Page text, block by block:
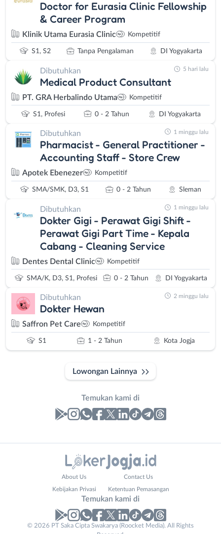
Doctor for Eurasia Clinic Fellowship
& Career Program
Klinik Utama Eurasia Clinic Kompetitif
S1, S2 Tanpa Pengalaman DI Yogyakarta
Dibutuhkan
Medical Product Consultant
PT. GRA Herbalindo Utama Kompetitif
S1, Profesi 0 - 2 Tahun DI Yogyakarta
5 hari lalu
Dibutuhkan
Pharmacist - General Practitioner -
Accounting Staff - Store Crew
Apotek Ebenezer Kompetitif
SMA/SMK, D3, S1 0 - 2 Tahun Sleman
1 minggu lalu
Dibutuhkan
Dokter Gigi - Perawat Gigi Shift -
Perawat Gigi Part Time - Kepala
Cabang - Cleaning Service
Dentes Dental Clinic Kompetitif
SMA/K, D3, S1, Profesi 0 - 2 Tahun DI Yogyakarta
1 minggu lalu
Dibutuhkan
Dokter Hewan
Saffron Pet Care Kompetitif
S1 1 - 2 Tahun Kota Jogja
2 minggu lalu
Lowongan Lainnya
Temukan kami di
No. Telp /
About Us Contact Us
Kebijakan Privasi Ketentuan Pemasangan
Temukan kami di
© 2026 PT Saka Cipta Swakarya (Roocket Media). All Rights